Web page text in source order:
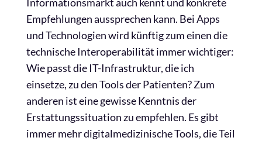
Empfehlungen aussprechen kann. Bei Apps
und Technologien wird künftig zum einen die
technische Interoperabilität immer wichtiger:
Wie passt die IT-Infrastruktur, die ich
einsetze, zu den Tools der Patienten? Zum
anderen ist eine gewisse Kenntnis der
Erstattungssituation zu empfehlen. Es gibt
immer mehr digitalmedizinische Tools, die Teil